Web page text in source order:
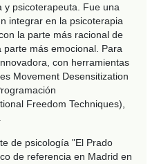
y psicoterapeuta. Fue una
integrar en la psicoterapia
la parte más racional de
más emocional. Para
con herramientas
Movement Desensitization
Freedom Techniques),
de psicología "El Prado
de referencia en Madrid en